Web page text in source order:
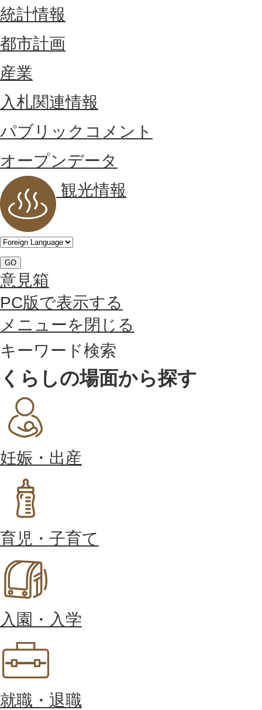
統計情報
都市計画
産業
入札関連情報
パブリックコメント
オープンデータ
観光情報
GO
意見箱
PC版で表示する
メニューを閉じる
キーワード検索
くらしの場面から探す
妊娠・出産
育児・子育て
入園・入学
就職・退職